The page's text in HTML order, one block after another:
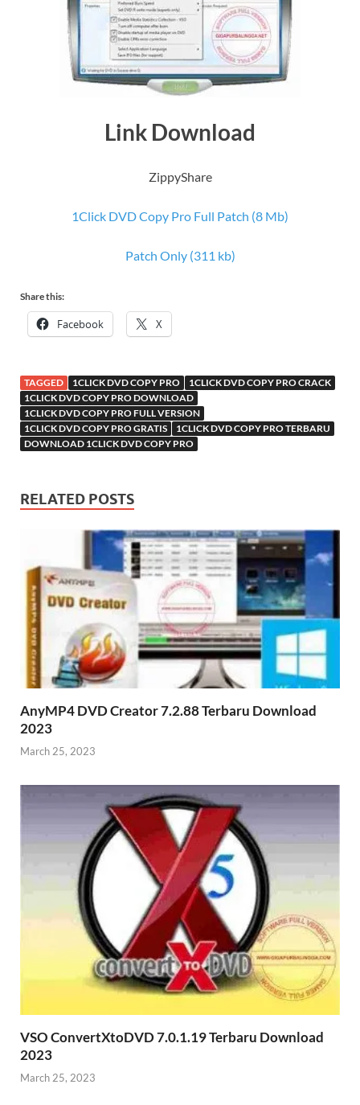
Link Download
ZippyShare
1Click DVD Copy Pro Full Patch (8 Mb)
Patch Only (311 kb)
Share this:
Facebook X
TAGGED 1CLICK DVD COPY PRO
1CLICK DVD COPY PRO CRACK
1CLICK DVD COPY PRO DOWNLOAD
1CLICK DVD COPY PRO FULL VERSION
1CLICK DVD COPY PRO GRATIS
1CLICK DVD COPY PRO TERBARU
DOWNLOAD 1CLICK DVD COPY PRO
RELATED POSTS
AnyMP4 DVD Creator 7.2.88 Terbaru Download
2023
March 25, 2023
VSO ConvertXtoDVD 7.0.1.19 Terbaru Download
2023
March 25, 2023